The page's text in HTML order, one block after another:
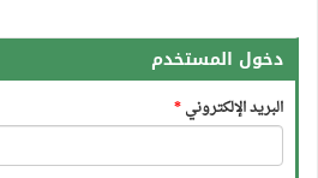
دخول المستخدم
البريد الإلكتروني*